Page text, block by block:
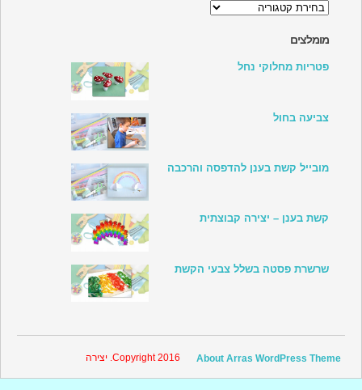
יצירה
קטגוריות
מומלצים
פטריות מחלוקי נחל
צביעה בחול
מובייל קשת בענן להדפסה והרכבה
קשת בענן – יצירה קבוצתית
שרשרת פסטה בשלל צבעי הקשת
About Arras WordPress Theme Copyright 2016. יצירה